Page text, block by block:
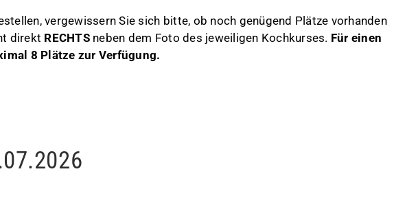
vergewissern Sie sich bitte, ob noch genügend Plätze vorhanden
direkt RECHTSneben dem Foto des jeweiligen Kochkurses. Für einen
8 Plätze zur Verfügung.